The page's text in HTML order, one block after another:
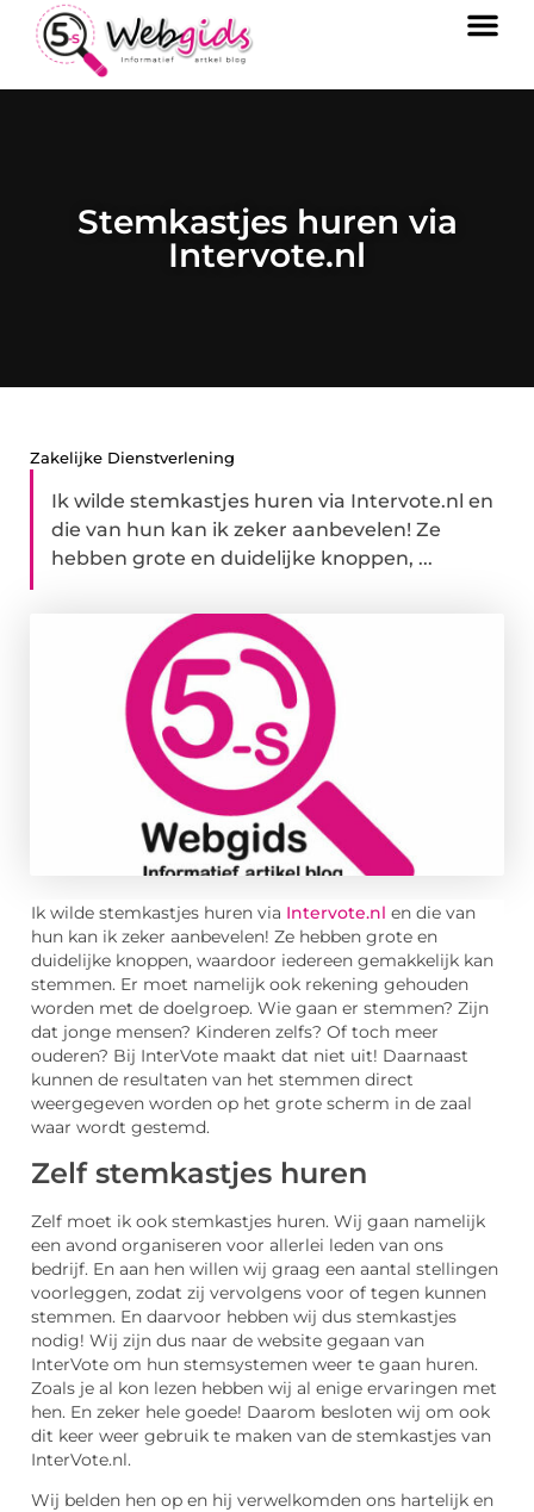
Stemkastjes huren via
Intervote.nl
Zakelijke Dienstverlening
Ik wilde stemkastjes huren via Intervote.nl en
die van hun kan ik zeker aanbevelen! Ze
hebben grote en duidelijke knoppen, ...
Ik wilde stemkastjes huren via Intervote.nl en die van
hun kan ik zeker aanbevelen! Ze hebben grote en
duidelijke knoppen, waardoor iedereen gemakkelijk kan
stemmen. Er moet namelijk ook rekening gehouden
worden met de doelgroep. Wie gaan er stemmen? Zijn
dat jonge mensen? Kinderen zelfs? Of toch meer
ouderen? Bij InterVote maakt dat niet uit! Daarnaast
kunnen de resultaten van het stemmen direct
weergegeven worden op het grote scherm in de zaal
waar wordt gestemd.
Zelf stemkastjes huren
Zelf moet ik ook stemkastjes huren. Wij gaan namelijk
een avond organiseren voor allerlei leden van ons
bedrijf. En aan hen willen wij graag een aantal stellingen
voorleggen, zodat zij vervolgens voor of tegen kunnen
stemmen. En daarvoor hebben wij dus stemkastjes
nodig! Wij zijn dus naar de website gegaan van
InterVote om hun stemsystemen weer te gaan huren.
Zoals je al kon lezen hebben wij al enige ervaringen met
hen. En zeker hele goede! Daarom besloten wij om ook
dit keer weer gebruik te maken van de stemkastjes van
InterVote.nl.
Wij belden hen op en hij verwelkomden ons hartelijk en